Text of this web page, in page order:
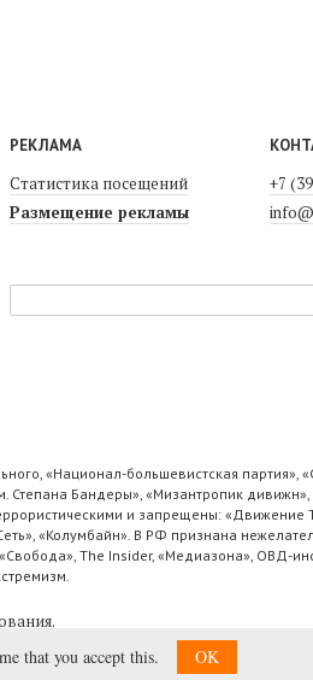
РЕКЛАМА
Статистика посещений
Размещение рекламы
+7
«Национал-большевистская партия»,
Степана Бандеры», «Мизантропик
и запрещены: «Движение
«Колумбайн». В РФ признана
The Insider, «Медиазона», ОВД-
.
that you accept this. OK